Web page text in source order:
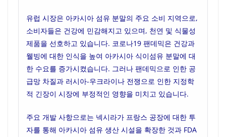
유럽 시장은 아카시아 섬유 분말의 주요 소비 지역으로,
소비자들은 건강에 민감해지고 있으며, 천연 및 식물성
제품을 선호하고 있습니다. 코로나19 팬데믹은 건강과
웰빙에 대한 인식을 높여 아카시아 식이섬유 분말에 대
한 수요를 증가시켰습니다. 그러나 팬데믹으로 인한 공
급망 차질과 러시아-우크라이나 전쟁으로 인한 지정학
적 긴장이 시장에 부정적인 영향을 미치고 있습니다.
주요 개발 사항으로는 넥시라가 프랑스 공장에 대한 투
자를 통해 아카시아 섬유 생산 시설을 확장한 것과 FDA